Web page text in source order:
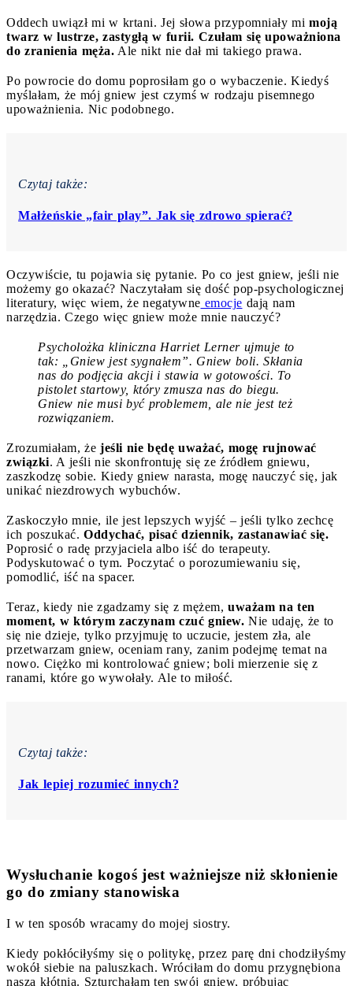
Oddech uwiązł mi w krtani. Jej słowa przypomniały mi moją
twarz w lustrze, zastygłą w furii. Czułam się upoważniona
do zranienia męża. Ale nikt nie dał mi takiego prawa.
Po powrocie do domu poprosiłam go o wybaczenie. Kiedyś
myślałam, że mój gniew jest czymś w rodzaju pisemnego
upoważnienia. Nic podobnego.
Czytaj także:
Małżeńskie „fair play”. Jak się zdrowo spierać?
Oczywiście, tu pojawia się pytanie. Po co jest gniew, jeśli nie
możemy go okazać? Naczytałam się dość pop-psychologicznej
literatury, więc wiem, że negatywne emocje dają nam
narzędzia. Czego więc gniew może mnie nauczyć?
Psycholożka kliniczna Harriet Lerner ujmuje to
tak: „Gniew jest sygnałem”. Gniew boli. Skłania
nas do podjęcia akcji i stawia w gotowości. To
pistolet startowy, który zmusza nas do biegu.
Gniew nie musi być problemem, ale nie jest też
rozwiązaniem.
Zrozumiałam, że jeśli nie będę uważać, mogę rujnować
związki. A jeśli nie skonfrontuję się ze źródłem gniewu,
zaszkodzę sobie. Kiedy gniew narasta, mogę nauczyć się, jak
unikać niezdrowych wybuchów.
Zaskoczyło mnie, ile jest lepszych wyjść – jeśli tylko zechcę
ich poszukać. Oddychać, pisać dziennik, zastanawiać się.
Poprosić o radę przyjaciela albo iść do terapeuty.
Podyskutować o tym. Poczytać o porozumiewaniu się,
pomodlić, iść na spacer.
Teraz, kiedy nie zgadzamy się z mężem, uważam na ten
moment, w którym zaczynam czuć gniew. Nie udaję, że to
się nie dzieje, tylko przyjmuję to uczucie, jestem zła, ale
przetwarzam gniew, oceniam rany, zanim podejmę temat na
nowo. Ciężko mi kontrolować gniew; boli mierzenie się z
ranami, które go wywołały. Ale to miłość.
Czytaj także:
Jak lepiej rozumieć innych?
Wysłuchanie kogoś jest ważniejsze niż skłonienie
go do zmiany stanowiska
I w ten sposób wracamy do mojej siostry.
Kiedy pokłóciłyśmy się o politykę, przez parę dni chodziłyśmy
wokół siebie na paluszkach. Wróciłam do domu przygnębiona
naszą kłótnią. Szturchałam ten swój gniew, próbując